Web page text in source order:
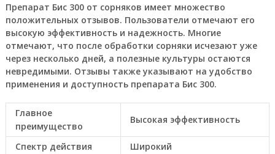
Препарат Бис 300 от сорняков имеет множество
положительных отзывов. Пользователи отмечают его
высокую эффективность и надежность. Многие
отмечают, что после обработки сорняки исчезают уже
через несколько дней, а полезные культуры остаются
невредимыми. Отзывы также указывают на удобство
применения и доступность препарата Бис 300.
Главное
преимущество
Высокая эффективность
Спектр действия Широкий